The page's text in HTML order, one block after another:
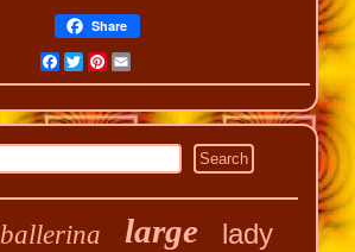
Share
Facebook
Twitter
Pinterest
Email
ballerina large lady